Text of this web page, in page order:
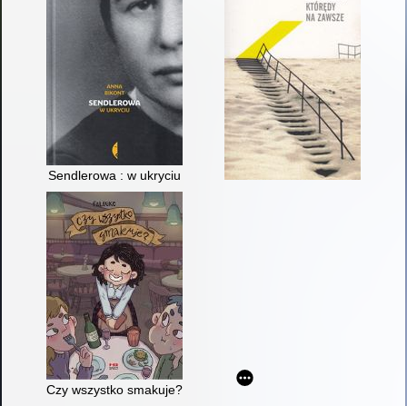
Sendlerowa : w ukryciu
Czy wszystko smakuje?